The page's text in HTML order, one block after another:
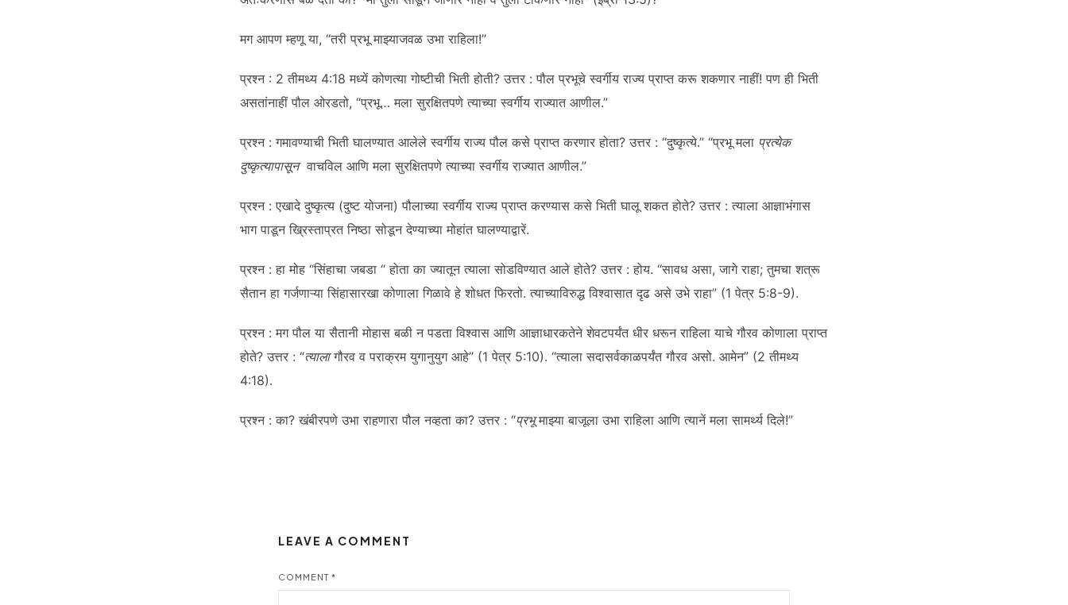
मग आपण म्हणू या, “तरी प्रभू माझ्याजवळ उभा राहिला!”
प्रश्न : 2 तीमथ्य 4:18 मध्यें कोणत्या गोष्टीची भिती होती? उत्तर : पौल प्रभूचे स्वर्गीय राज्य प्राप्त करू शकणार नाहीं! पण ही भिती
असतांनाहीं पौल ओरडतो, “प्रभू… मला सुरक्षितपणे त्याच्या स्वर्गीय राज्यात आणील.”
प्रश्न : गमावण्याची भिती घालण्यात आलेले स्वर्गीय राज्य पौल कसे प्राप्त करणार होता? उत्तर : “दुष्कृत्ये.” “प्रभू मला प्रत्येक
दुष्कृत्यापासूनवाचविल आणि मला सुरक्षितपणे त्याच्या स्वर्गीय राज्यात आणील.”
प्रश्न : एखादे दुष्कृत्य (दुष्ट योजना) पौलाच्या स्वर्गीय राज्य प्राप्त करण्यास कसे भिती घालू शकत होते? उत्तर : त्याला आज्ञाभंगास
भाग पाडून ख्रिस्ताप्रत निष्ठा सोडून देण्याच्या मोहांत घालण्याद्वारें.
प्रश्न : हा मोह “सिंहाचा जबडा “ होता का ज्यातून त्याला सोडविण्यात आले होते? उत्तर : होय. “सावध असा, जागे राहा; तुमचा शत्रू
सैतान हा गर्जणाऱ्या सिंहासारखा कोणाला गिळावे हे शोधत फिरतो. त्याच्याविरुद्ध विश्वासात दृढ असे उभे राहा” (1 पेत्र 5:8-9).
प्रश्न : मग पौल या सैतानी मोहास बळी न पडता विश्वास आणि आज्ञाधारकतेने शेवटपर्यंत धीर धरून राहिला याचे गौरव कोणाला प्राप्त
होते? उत्तर : “त्यालागौरव व पराक्रम युगानुयुग आहे” (1 पेत्र 5:10). “त्याला सदासर्वकाळपर्यंत गौरव असो. आमेन” (2 तीमथ्य
4:18).
प्रश्न : का? खंबीरपणे उभा राहणारा पौल नव्हता का? उत्तर : “प्रभूमाझ्या बाजूला उभा राहिला आणि त्यानें मला सामर्थ्य दिले!”
LEAVE A COMMENT
COMMENT *